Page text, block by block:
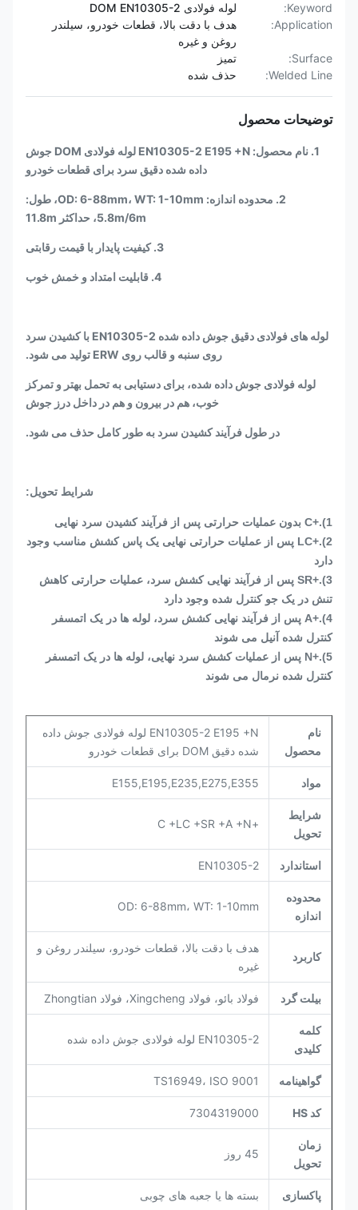
Keyword:
لوله فولادی DOM EN10305-2
Application:
هدف با دقت بالا، قطعات خودرو، سیلندر
روغن و غیره
Surface:
تمیز
Welded Line:
حذف شده
توضیحات محصول
1. نام محصول: EN10305-2 E195 +N لوله فولادی DOM جوش
داده شده دقیق سرد برای قطعات خودرو
2. محدوده اندازه: OD: 6-88mm، WT: 1-10mm، طول:
5.8m/6m، حداکثر 11.8m
3. کیفیت پایدار با قیمت رقابتی
4. قابلیت امتداد و خمش خوب
لوله های فولادی دقیق جوش داده شده EN10305-2 با کشیدن سرد
روی سنبه و قالب روی ERW تولید می شود.
لوله فولادی جوش داده شده، برای دستیابی به تحمل بهتر و تمرکز
خوب، هم در بیرون و هم در داخل درز جوش
در طول فرآیند کشیدن سرد به طور کامل حذف می شود.
شرایط تحویل:
1).+C بدون عملیات حرارتی پس از فرآیند کشیدن سرد نهایی
2).+LC پس از عملیات حرارتی نهایی یک پاس کشش مناسب وجود
دارد
3).+SR پس از فرآیند نهایی کشش سرد، عملیات حرارتی کاهش
تنش در یک جو کنترل شده وجود دارد
4).+A پس از فرآیند نهایی کشش سرد، لوله ها در یک اتمسفر
کنترل شده آنیل می شوند
5).+N پس از عملیات کشش سرد نهایی، لوله ها در یک اتمسفر
کنترل شده نرمال می شوند
نام
محصول
EN10305-2 E195 +N لوله فولادی جوش داده
شده دقیق DOM برای قطعات خودرو
مواد E155,E195,E235,E275,E355
شرایط
تحویل
+C +LC +SR +A +N
استاندارد EN10305-2
محدوده
اندازه
OD: 6-88mm، WT: 1-10mm
کاربرد
هدف با دقت بالا، قطعات خودرو، سیلندر روغن و
غیره
بیلت گرد فولاد بائو، فولاد Xingcheng، فولاد Zhongtian
کلمه
کلیدی
EN10305-2 لوله فولادی جوش داده شده
گواهینامه TS16949، ISO 9001
کد HS 7304319000
زمان
تحویل
45 روز
پاکسازی بسته ها یا جعبه های چوبی